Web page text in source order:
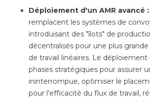
Déploiement d'un AMR avancé :
remplacent les systèmes de
introduisant des "îlots" de
décentralisés pour une plus
de travail linéaires. Le
phases stratégiques pour assurer
ininterrompue, optimiser le
pour l'efficacité du flux de travail,